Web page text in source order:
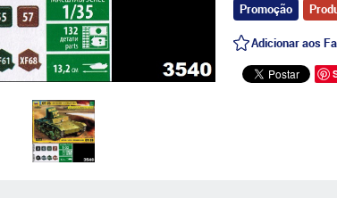
Promoção
Adicionar aos